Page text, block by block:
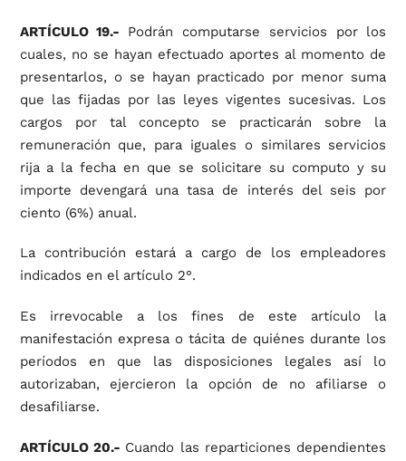
ARTÍCULO 19.- Podrán computarse servicios por los
cuales, no se hayan efectuado aportes al momento de
presentarlos, o se hayan practicado por menor suma
que las fijadas por las leyes vigentes sucesivas. Los
cargos por tal concepto se practicarán sobre la
remuneración que, para iguales o similares servicios
rija a la fecha en que se solicitare su computo y su
importe devengará una tasa de interés del seis por
ciento (6%) anual.
La contribución estará a cargo de los empleadores
indicados en el artículo 2°.
Es irrevocable a los fines de este artículo la
manifestación expresa o tácita de quiénes durante los
períodos en que las disposiciones legales así lo
autorizaban, ejercieron la opción de no afiliarse o
desafiliarse.
ARTÍCULO 20.- Cuando las reparticiones dependientes